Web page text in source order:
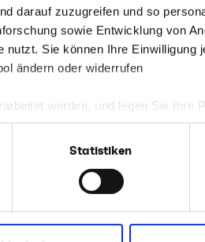
darauf zuzugreifen und so
sowie Entwicklung von
Sie können Ihre Einwilligung
ändern oder widerrufen
werden, und legen Sie Ihre
Funktionen für soziale
geben wir Informationen zu Ihrer
Statistiken